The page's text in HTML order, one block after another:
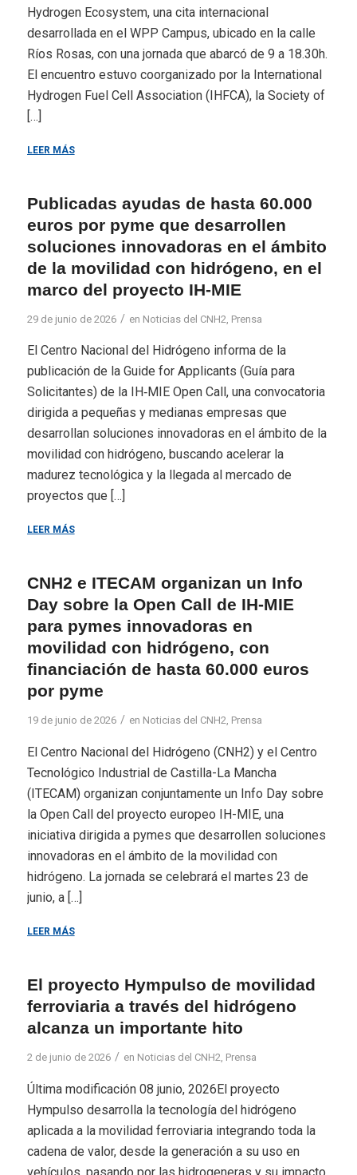
Hydrogen Ecosystem, una cita internacional
desarrollada en el WPP Campus, ubicado en la calle
Ríos Rosas, con una jornada que abarcó de 9 a 18.30h.
El encuentro estuvo coorganizado por la International
Hydrogen Fuel Cell Association (IHFCA), la Society of
[…]
LEER MÁS
Publicadas ayudas de hasta 60.000
euros por pyme que desarrollen
soluciones innovadoras en el ámbito
de la movilidad con hidrógeno, en el
marco del proyecto IH-MIE
29 de junio de 2026 / en Noticias del CNH2 Prensa
El Centro Nacional del Hidrógeno informa de la
publicación de la Guide for Applicants (Guía para
Solicitantes) de la IH‑MIE Open Call, una convocatoria
dirigida a pequeñas y medianas empresas que
desarrollan soluciones innovadoras en el ámbito de la
movilidad con hidrógeno, buscando acelerar la
madurez tecnológica y la llegada al mercado de
proyectos que […]
LEER MÁS
CNH2 e ITECAM organizan un Info
Day sobre la Open Call de IH-MIE
para pymes innovadoras en
movilidad con hidrógeno, con
financiación de hasta 60.000 euros
por pyme
19 de junio de 2026 / en Noticias del CNH2, Prensa
El Centro Nacional del Hidrógeno (CNH2) y el Centro
Tecnológico Industrial de Castilla-La Mancha
(ITECAM) organizan conjuntamente un Info Day sobre
la Open Call del proyecto europeo IH-MIE, una
iniciativa dirigida a pymes que desarrollen soluciones
innovadoras en el ámbito de la movilidad con
hidrógeno. La jornada se celebrará el martes 23 de
junio, a […]
LEER MÁS
El proyecto Hympulso de movilidad
ferroviaria a través del hidrógeno
alcanza un importante hito
2 de junio de 2026 / en Noticias del CNH2 Prensa
Última modificación 08 junio, 2026El proyecto
Hympulso desarrolla la tecnología del hidrógeno
aplicada a la movilidad ferroviaria integrando toda la
cadena de valor, desde la generación a su uso en
vehículos, pasando por las hidrogeneras y su impacto